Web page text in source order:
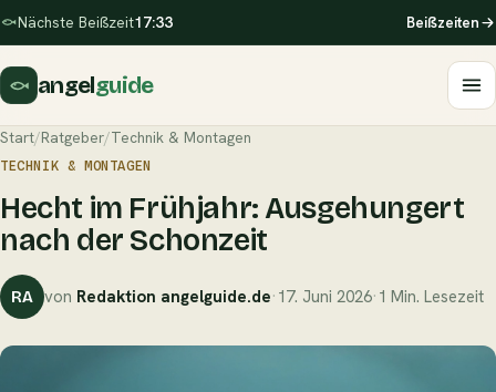
Nächste Beißzeit17:33 Beißzeiten
angelguide
Start/Ratgeber/Technik & Montagen
TECHNIK & MONTAGEN
Hecht im Frühjahr: Ausgehungert
nach der Schonzeit
RA von Redaktion angelguide.de· 17. Juni 2026· 1 Min. Lesezeit